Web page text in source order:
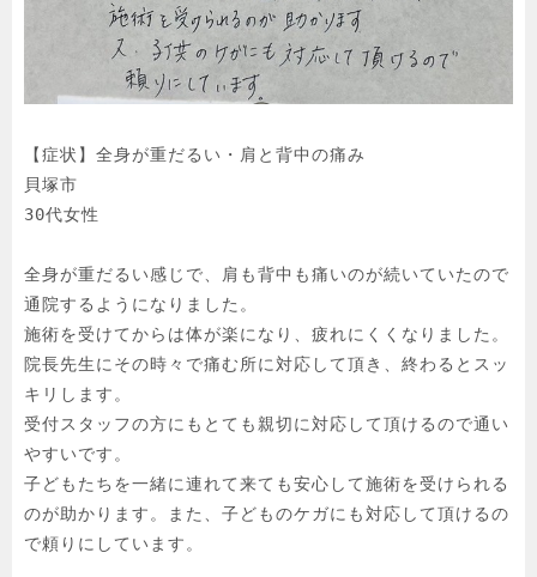
【症状】全身が重だるい・肩と背中の痛み
貝塚市
30代女性
全身が重だるい感じで、肩も背中も痛いのが続いていたので
通院するようになりました。
施術を受けてからは体が楽になり、疲れにくくなりました。
院長先生にその時々で痛む所に対応して頂き、終わるとスッ
キリします。
受付スタッフの方にもとても親切に対応して頂けるので通い
やすいです。
子どもたちを一緒に連れて来ても安心して施術を受けられる
のが助かります。また、子どものケガにも対応して頂けるの
で頼りにしています。